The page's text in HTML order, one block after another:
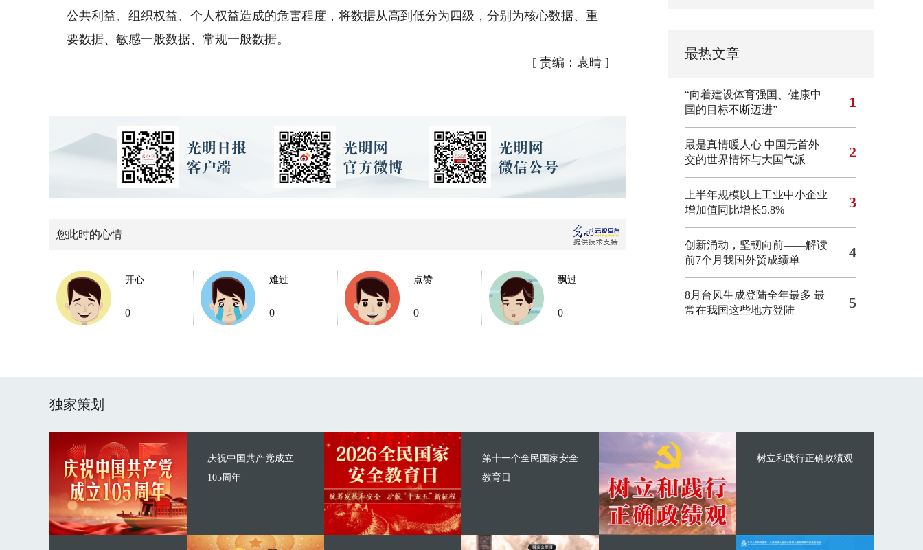
公共利益、组织权益、个人权益造成的危害程度，将数据从高到低分为四级，分别为核心数据、重
要数据、敏感一般数据、常规一般数据。
[ 责编：袁晴 ]
您此时的心情
开心
0
难过
0
点赞
0
飘过
0
最热文章
“向着建设体育强国、健康中
国的目标不断迈进”
1
最是真情暖人心 中国元首外
交的世界情怀与大国气派
2
上半年规模以上工业中小企业
增加值同比增长5.8%
3
创新涌动，坚韧向前——解读
前7个月我国外贸成绩单
4
8月台风生成登陆全年最多 最
常在我国这些地方登陆
5
独家策划
庆祝中国共产党成立
105周年
第十一个全民国家安全
教育日
树立和践行正确政绩观